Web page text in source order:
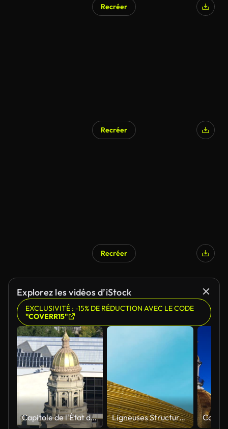
Recréer
Recréer
Généré par l’IA
Recréer
Explorez les vidéos d’iStock
EXCLUSIVITÉ : -15% DE RÉDUCTION AVEC LE CODE
"COVERR15"
Capitole de l'État du Wyoming et du L&#39;esprit de Wyoming-vue aérienne, Wyoming, du comté de Laramie, États-Unis Ligneuses Structure et rapide des nuages